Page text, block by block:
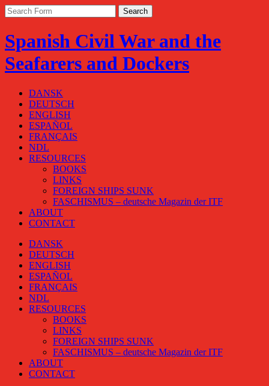
Spanish Civil War and the
Seafarers and Dockers
DANSK
DEUTSCH
ENGLISH
ESPAÑOL
FRANÇAIS
NDL
RESOURCES
BOOKS
LINKS
FOREIGN SHIPS SUNK
FASCHISMUS – deutsche Magazin der ITF
ABOUT
CONTACT
DANSK
DEUTSCH
ENGLISH
ESPAÑOL
FRANÇAIS
NDL
RESOURCES
BOOKS
LINKS
FOREIGN SHIPS SUNK
FASCHISMUS – deutsche Magazin der ITF
ABOUT
CONTACT